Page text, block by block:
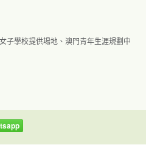
子學校提供場地、澳門青年生涯規劃中